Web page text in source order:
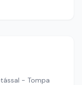
- Tompa